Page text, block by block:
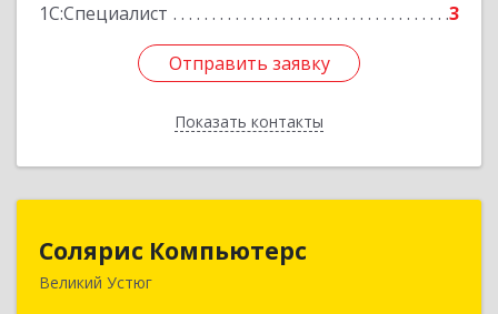
1С:Специалист
3
Отправить заявку
Показать контакты
Отправить заявку
Назад
Солярис Компьютерс
Великий Устюг
162390, Вологодская обл, Великий Устюг г,